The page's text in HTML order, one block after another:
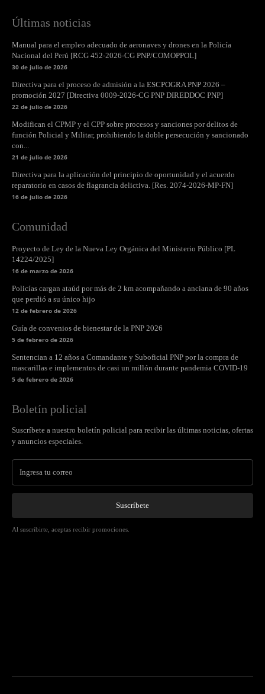
Últimas noticias
Manual para el empleo adecuado de aeronaves y drones en la Policía
Nacional del Perú [RCG 452-2026-CG PNP/COMOPPOL]
30 de julio de 2026
Directiva para el proceso de admisión a la ESCPOGRA PNP 2026 –
promoción 2027 [Directiva 0009-2026-CG PNP DIREDDOC PNP]
22 de julio de 2026
Modifican el CPMP y el CPP sobre procesos y sanciones por delitos de
función Policial y Militar, prohibiendo la doble persecución y sancionado
con...
21 de julio de 2026
Directiva para la aplicación del principio de oportunidad y el acuerdo
reparatorio en casos de flagrancia delictiva. [Res. 2074-2026-MP-FN]
16 de julio de 2026
Comunidad
Proyecto de Ley de la Nueva Ley Orgánica del Ministerio Público [PL
14224/2025]
16 de marzo de 2026
Policías cargan ataúd por más de 2 km acompañando a anciana de 90 años
que perdió a su único hijo
12 de febrero de 2026
Guía de convenios de bienestar de la PNP 2026
5 de febrero de 2026
Sentencian a 12 años a Comandante y Suboficial PNP por la compra de
mascarillas e implementos de casi un millón durante pandemia COVID-19
5 de febrero de 2026
Boletín policial
Suscríbete a nuestro boletín policial para recibir las últimas noticias, ofertas
y anuncios especiales.
Suscríbete
Al suscribirte, aceptas recibir promociones.